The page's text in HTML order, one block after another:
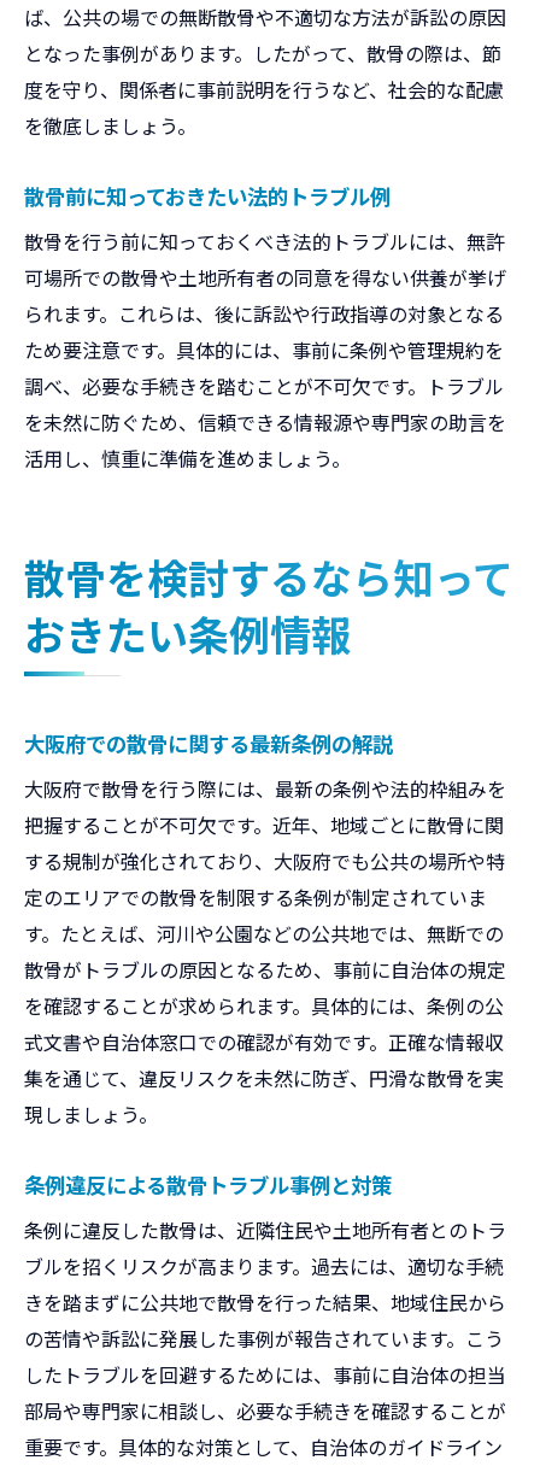
ば、公共の場での無断散骨や不適切な方法が訴訟の原因
となった事例があります。したがって、散骨の際は、節
度を守り、関係者に事前説明を行うなど、社会的な配慮
を徹底しましょう。
散骨前に知っておきたい法的トラブル例
散骨を行う前に知っておくべき法的トラブルには、無許
可場所での散骨や土地所有者の同意を得ない供養が挙げ
られます。これらは、後に訴訟や行政指導の対象となる
ため要注意です。具体的には、事前に条例や管理規約を
調べ、必要な手続きを踏むことが不可欠です。トラブル
を未然に防ぐため、信頼できる情報源や専門家の助言を
活用し、慎重に準備を進めましょう。
散骨を検討するなら知って
おきたい条例情報
大阪府での散骨に関する最新条例の解説
大阪府で散骨を行う際には、最新の条例や法的枠組みを
把握することが不可欠です。近年、地域ごとに散骨に関
する規制が強化されており、大阪府でも公共の場所や特
定のエリアでの散骨を制限する条例が制定されていま
す。たとえば、河川や公園などの公共地では、無断での
散骨がトラブルの原因となるため、事前に自治体の規定
を確認することが求められます。具体的には、条例の公
式文書や自治体窓口での確認が有効です。正確な情報収
集を通じて、違反リスクを未然に防ぎ、円滑な散骨を実
現しましょう。
条例違反による散骨トラブル事例と対策
条例に違反した散骨は、近隣住民や土地所有者とのトラ
ブルを招くリスクが高まります。過去には、適切な手続
きを踏まずに公共地で散骨を行った結果、地域住民から
の苦情や訴訟に発展した事例が報告されています。こう
したトラブルを回避するためには、事前に自治体の担当
部局や専門家に相談し、必要な手続きを確認することが
重要です。具体的な対策として、自治体のガイドライン